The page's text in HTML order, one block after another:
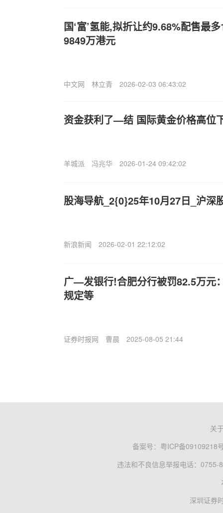
国‘富’氢能,拟折让约9.68%配售最
9849万港元
中文网 林立青 2026-02-03 06:43:02
资金获利了—结 国际黄金价格高位
羊城派 冯兆华 2026-01-24 09:42:02
股海导航_2{0}25年10月27日_沪深
新浪新闻 2026-02-01 22:12:02
广—发银行!合肥分行被罚82.5万元
规定等
证券时报网 曹晨 2025-08-05 21:44
关
备案号： 粤ICP备09109218
违法和不良信息举报电话：0755-
深圳证券